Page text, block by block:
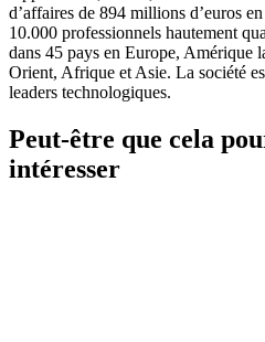
d’affaires de 894 millions d’euros
10.000 professionnels hautement
dans 45 pays en Europe, Amérique
Orient, Afrique et Asie. La société
leaders technologiques.
Peut-être que cela
intéresser